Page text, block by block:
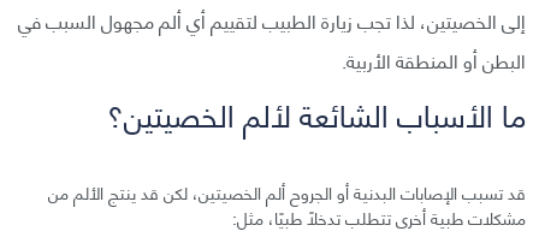
إلى الخصيتين، لذا تجب زيارة الطبيب لتقييم أي ألم مجهول السبب في
البطن أو المنطقة الأربية.
ما الأسباب الشائعة لألم الخصيتين؟
قد تسبب الإصابات البدنية أو الجروح ألم الخصيتين، لكن قد ينتج الألم من
مشكلات طبية أخرى تتطلب تدخلًا طبيًا، مثل: